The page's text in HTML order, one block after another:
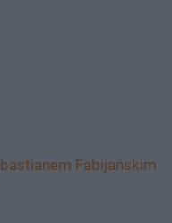
Fabijańskim